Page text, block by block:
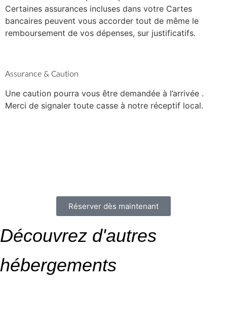
Certaines assurances incluses dans votre Cartes
bancaires peuvent vous accorder tout de même le
remboursement de vos dépenses, sur justificatifs.
Assurance & Caution
Une caution pourra vous être demandée à l’arrivée .
Merci de signaler toute casse à notre réceptif local.
Réserver dès maintenant
Découvrez d'autres
hébergements